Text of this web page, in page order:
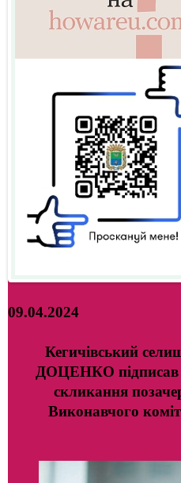
09.04.2024
Кегичівський
ДОЦЕНКО підписав
скликання
Виконавчого